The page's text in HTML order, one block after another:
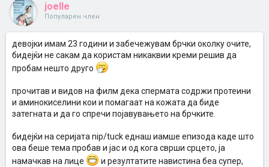
joelle
Популарен член
девојки имам 23 години и забечежувам брчки околку очите,
бидејќи не сакам да користам никаквии креми решив да
пробам нешто друго
прочитав и видов на филм дека спермата содржи протеини
и аминокиселини кои и помагаат на кожата да биде
затегната и да го спречи појавувањето на брчките.
бидејќи на серијата nip/tuck еднаш иамше епизода каде што
ова беше тема пробав и јас и од кога сврши срцето, ја
намачкав на лице
и резултатите навистина беа супер,